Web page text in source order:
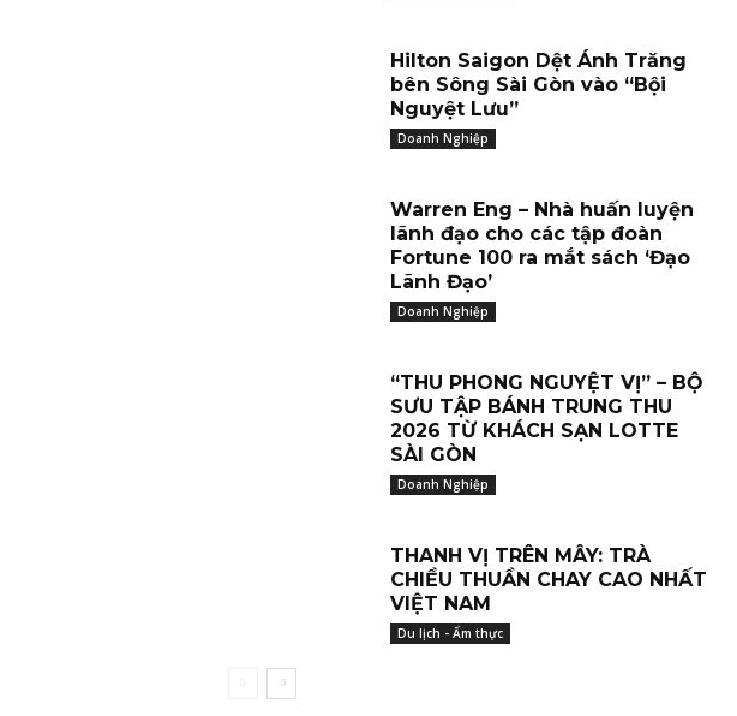
Hilton Saigon Dệt Ánh Trăng
bên Sông Sài Gòn vào “Bội
Nguyệt Lưu”
Doanh Nghiệp
Warren Eng – Nhà huấn luyện
lãnh đạo cho các tập đoàn
Fortune 100 ra mắt sách ‘Đạo
Lãnh Đạo’
Doanh Nghiệp
“THU PHONG NGUYỆT VỊ” – BỘ
SƯU TẬP BÁNH TRUNG THU
2026 TỪ KHÁCH SẠN LOTTE
SÀI GÒN
Doanh Nghiệp
THANH VỊ TRÊN MÂY: TRÀ
CHIỀU THUẦN CHAY CAO NHẤT
VIỆT NAM
Du lịch - Ẩm thực